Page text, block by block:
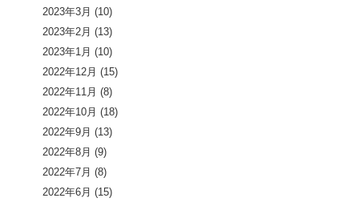
2023年3月 (10)
2023年2月 (13)
2023年1月 (10)
2022年12月 (15)
2022年11月 (8)
2022年10月 (18)
2022年9月 (13)
2022年8月 (9)
2022年7月 (8)
2022年6月 (15)